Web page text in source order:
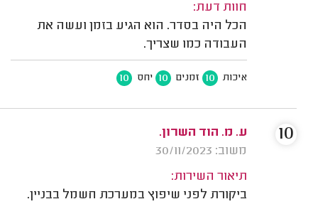
חוות דעת:
הכל היה בסדר. הוא הגיע בזמן ועשה את
העבודה כמו שצריך.
איכות 10 זמנים 10 יחס 10
ע. מ. הוד השרון.
משוב: 30/11/2023
תיאור השירות:
ביקורת לפני שיפוץ במערכת חשמל בבניין.
10